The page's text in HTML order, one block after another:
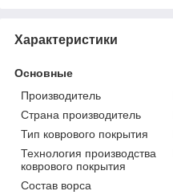
Характеристики
Основные
Производитель
Страна производитель
Тип коврового покрытия
Технология производства
коврового покрытия
Состав ворса